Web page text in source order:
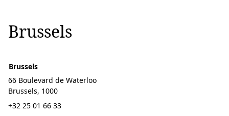
Brussels
Brussels
66 Boulevard de Waterloo
Brussels, 1000
+32 25 01 66 33